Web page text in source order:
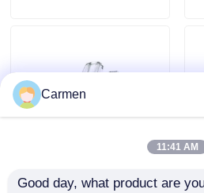
Vraag een offerte aan
ELFBAR Vape
Eenmalige vape tot
Carmen
11:41 AM
Good day, what product are